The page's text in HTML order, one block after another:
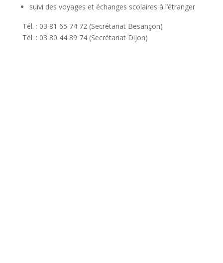
suivi des voyages et échanges scolaires à l’étranger
Tél. : 03 81 65 74 72 (Secrétariat Besançon)
Tél. : 03 80 44 89 74 (Secrétariat Dijon)